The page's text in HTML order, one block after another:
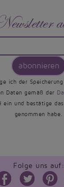
abonnieren
ich der
Daten gemäß der
ein und bestätige
genommen habe.
Folge uns auf: